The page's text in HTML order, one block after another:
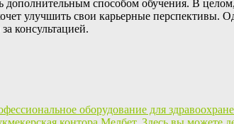
способом обучения. В
улучшить свои карьерные перспективы.
консультацией.
оборудование для